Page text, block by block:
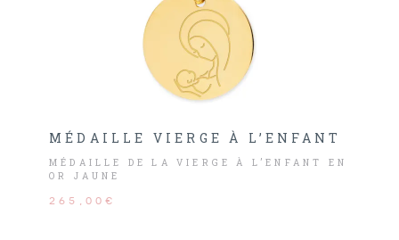
MÉDAILLE VIERGE À L’ENFANT
MÉDAILLE DE LA VIERGE À L’ENFANT EN
OR JAUNE
265,00€